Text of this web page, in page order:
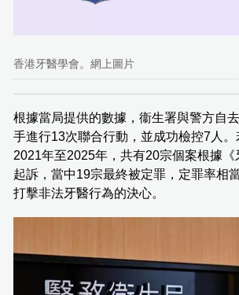
香港牙醫學會。網上圖片
根據當局提供的數據，衞生署與警方自
手進行13次聯合行動，並成功檢控7人
2021年至2025年，共有20宗個案根據《
起訴，當中19宗最終被定罪，定罪率相
打擊非法牙醫行為的決心。